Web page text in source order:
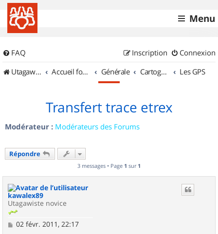
Menu
FAQ Connexion
Inscription
UtagawaVTT (Randos VTT et VTTAE avec traces GPS)
Accueil forum Générale Cartographie et GPS Les GPS
Transfert trace etrex
Modérateur : Modérateurs des Forums
Répondre
3 messages • Page 1 sur 1
kawalex89
Utagawiste novice
M
02 févr. 2011, 22:17